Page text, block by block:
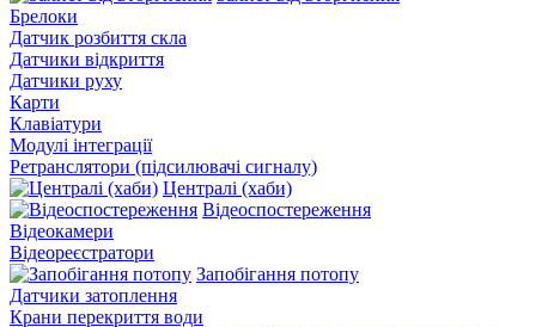
Брелоки
Датчик розбиття скла
Датчики відкриття
Датчики руху
Карти
Клавіатури
Модулі інтеграції
Ретранслятори (підсилювачі сигналу)
Централі (хаби)
Відеоспостереження
Відеокамери
Відеореєстратори
Запобігання потопу
Датчики затоплення
Крани перекриття води